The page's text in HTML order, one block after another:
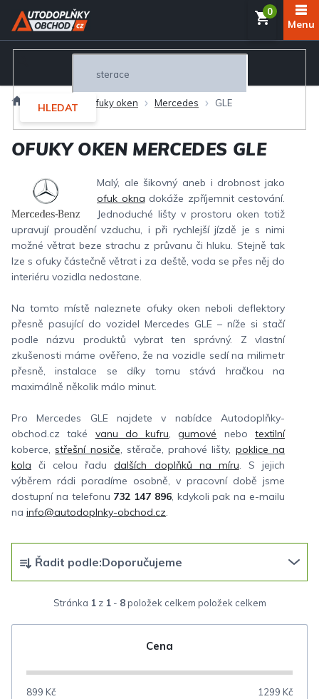
Přejít
obsah
HLEDAT
Exteriér Ofuky oken Mercedes GLE
OFUKY OKEN MERCEDES GLE
Malý, ale šikovný aneb i drobnost jako
ofuk okna dokáže zpříjemnit cestování.
Jednoduché lišty v prostoru oken totiž
upravují proudění vzduchu, i při rychlejší jízdě je s nimi
možné větrat beze strachu z průvanu či hluku. Stejně tak
lze s ofuky částečně větrat i za deště, voda se přes něj do
interiéru vozidla nedostane.
Na tomto místě naleznete ofuky oken neboli deflektory
přesně pasující do vozidel Mercedes GLE – níže si stačí
podle názvu produktů vybrat ten správný. Z vlastní
zkušenosti máme ověřeno, že na vozidle sedí na milimetr
přesně, instalace se díky tomu stává hračkou na
maximálně několik málo minut.
Pro Mercedes GLE najdete v nabídce Autodoplňky-
obchod.cz také vanu do kufru,gumové nebotextilní
koberce,střešní nosiče, stěrače, prahové lišty, poklice na
kola či celou řadudalších doplňků na míru. S jejich
výběrem rádi poradíme osobně, v pracovní době jsme
dostupní na telefonu 732 147 896, kdykoli pak na e-mailu
na info@autodoplnky-obchod.cz.
Stránka 1z 1- 8položek celkem
a
e
Řadit podle:Doporučujeme
Cena
899 Kč 1299 Kč